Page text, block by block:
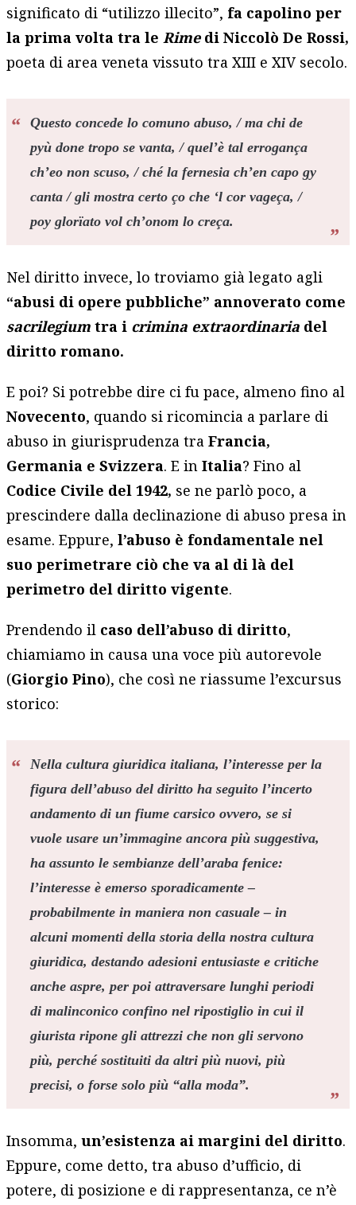
significato di “utilizzo illecito”, fa capolino per
la prima volta tra le Rimedi Niccolò De Rossi,
poeta di area veneta vissuto tra XIII e XIV secolo.
Questo concede lo comuno abuso, / ma chi de
pyù done tropo se vanta, / quel’è tal errogança
ch’eo non scuso, / ché la fernesia ch’en capo gy
canta / gli mostra certo ço che ‘l cor vageça, /
poy glorïato vol ch’onom lo creça.
Nel diritto invece, lo troviamo già legato agli
“abusi di opere pubbliche” annoverato come
sacrilegium tra i crimina extraordinaria del
diritto romano.
E poi? Si potrebbe dire ci fu pace, almeno fino al
Novecento, quando si ricomincia a parlare di
abuso in giurisprudenza traFrancia,
Germania e Svizzera. E inItalia? Fino al
Codice Civile del 1942, se ne parlò poco, a
prescindere dalla declinazione di abuso presa in
esame. Eppure,l’abuso è fondamentale nel
suo perimetrare ciò che va al di là del
perimetro del diritto vigente.
Prendendo il caso dell’abuso di diritto,
chiamiamo in causa una voce più autorevole
(Giorgio Pino), che così ne riassume l’excursus
storico:
Nella cultura giuridica italiana, l’interesse per la
figura dell’abuso del diritto ha seguito l’incerto
andamento di un fiume carsico ovvero, se si
vuole usare un’immagine ancora più suggestiva,
ha assunto le sembianze dell’araba fenice:
l’interesse è emerso sporadicamente –
probabilmente in maniera non casuale – in
alcuni momenti della storia della nostra cultura
giuridica, destando adesioni entusiaste e critiche
anche aspre, per poi attraversare lunghi periodi
di malinconico confino nel ripostiglio in cui il
giurista ripone gli attrezzi che non gli servono
più, perché sostituiti da altri più nuovi, più
precisi, o forse solo più “alla moda”.
Insomma,un’esistenza ai margini del diritto.
Eppure, come detto, tra abuso d’ufficio, di
potere, di posizione e di rappresentanza, ce n’è